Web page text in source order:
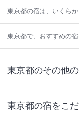
東京都の宿は、いくら
東京都で、おすすめの
東京都のその他
東京都の宿をこ